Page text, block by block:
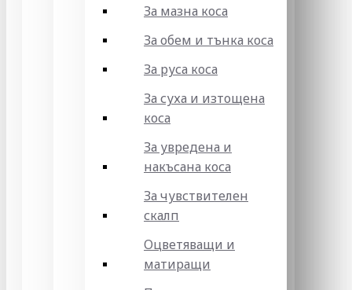
За мазна коса
За обем и тънка коса
За руса коса
За суха и изтощена
коса
За увредена и
накъсана коса
За чувствителен
скалп
Оцветяващи и
матиращи